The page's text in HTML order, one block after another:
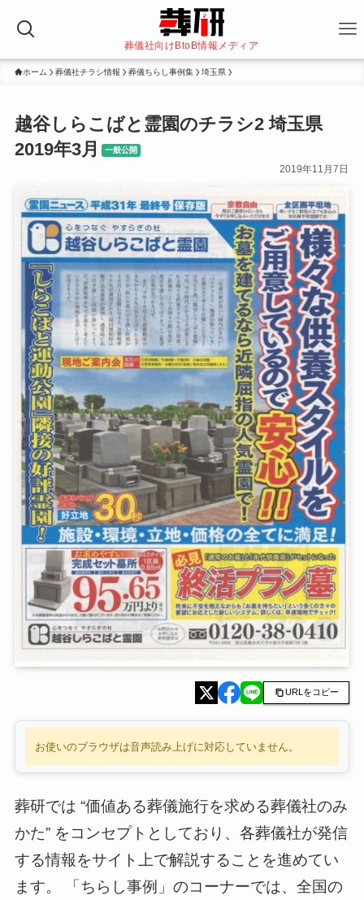
葬儀社向けBtoB情報メディア
ホーム 葬儀社チラシ情報 葬儀ちらし事例集 埼玉県
越谷しらこばと霊園のチラシ2 埼玉県
2019年3月
一般公開
2019年11月7日
URLをコピー
お使いのブラウザは音声読み上げに対応していません。
葬研では “価値ある葬儀施行を求める葬儀社のみ
かた” をコンセプトとしており、各葬儀社が発信
する情報をサイト上で解説することを進めてい
ます。 「ちらし事例」のコーナーでは、全国の